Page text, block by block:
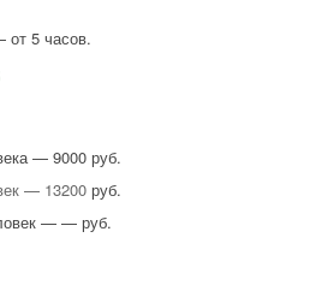
от 5 часов.
— 9000 руб.
— 13200руб.
— — руб.